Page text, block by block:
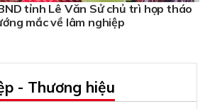
tỉnh Lê Văn Sử chủ trì họp tháo
mắc về lâm nghiệp
- Thương hiệu